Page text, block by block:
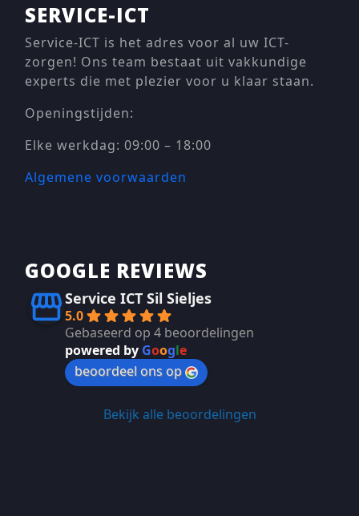
SERVICE-ICT
Service-ICT is het adres voor al uw ICT-
zorgen! Ons team bestaat uit vakkundige
experts die met plezier voor u klaar staan.
Openingstijden:
Elke werkdag: 09:00 – 18:00
Algemene voorwaarden
GOOGLE REVIEWS
Service ICT Sil Sieljes
5.0
Gebaseerd op 4 beoordelingen
powered by Google
beoordeel ons op
Bekijk alle beoordelingen